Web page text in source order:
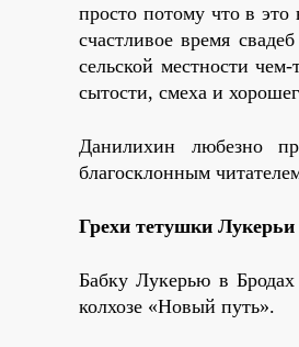
просто потому что в
счастливое время
сельской местности
сытости, смеха и
Данилихин любезно
благосклонным
Грехи тетушки Лукерьи
Бабку Лукерью в
колхозе «Новый путь».